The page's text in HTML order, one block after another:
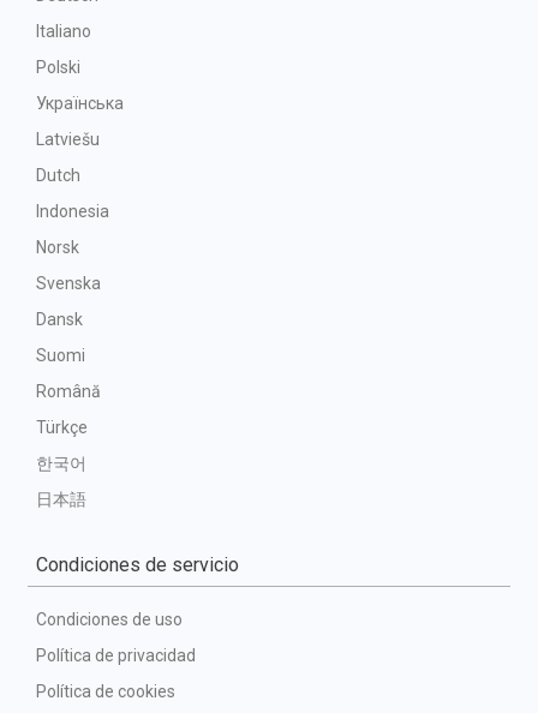
Italiano
Polski
Українська
Latviešu
Dutch
Indonesia
Norsk
Svenska
Dansk
Suomi
Română
Türkçe
한국어
日本語
Condiciones de servicio
Condiciones de uso
Política de privacidad
Política de cookies